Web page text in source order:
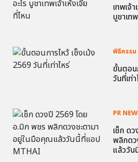
เทพเจ้
บูชาเท
พิธีกรรม
ขั้นตอน
วันที่เท่
PR
เช็ก ด
พลิกด
แล้ววั